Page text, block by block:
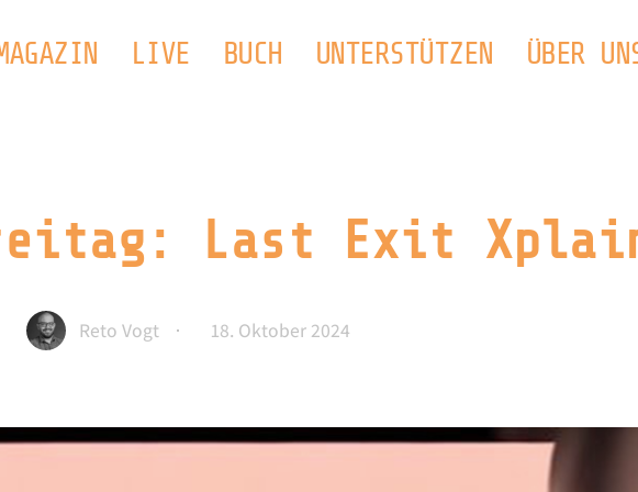
LIVE BUCH UNTERSTÜTZEN ÜBER
Last Exit
Reto Vogt 18. Oktober 2024